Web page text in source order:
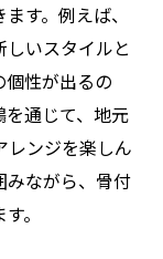
す。例えば、
いスタイルと
個性が出るの
通じて、地元
レンジを楽しん
みながら、骨付
。